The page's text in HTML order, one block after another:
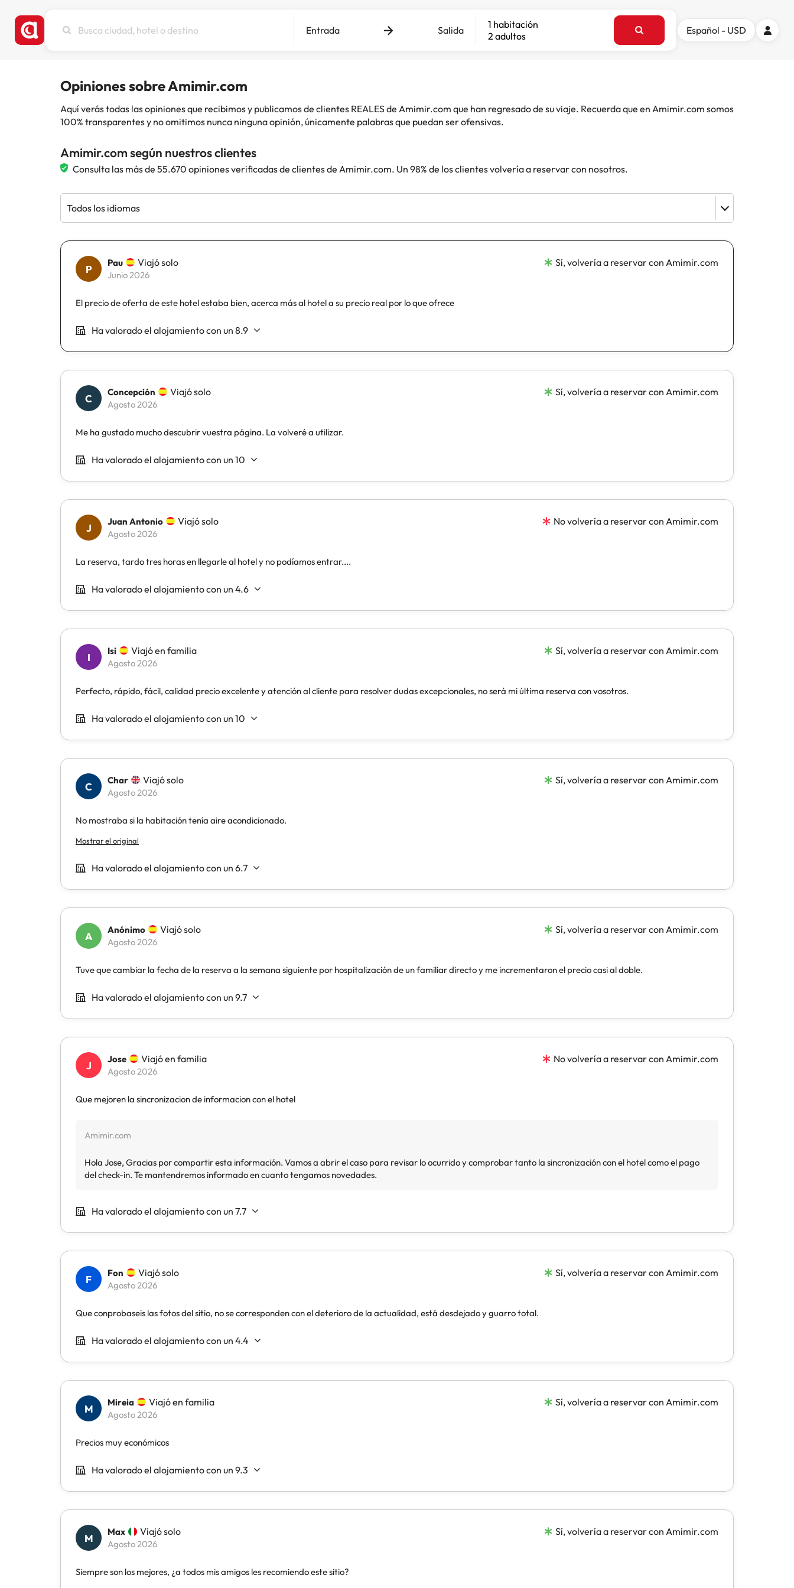
ciudad,
Entrada Salida
1 habitación
2 adultos
Español - USD
Opiniones sobre Amimir.com
Aquí verás todas las opiniones que recibimos y publicamos de clientes REALES de Amimir.com que han regresado de su viaje. Recuerda que en Amimir.com somos
100% transparentes y no omitimos nunca ninguna opinión, únicamente palabras que puedan ser ofensivas.
Amimir.com según nuestros clientes
Consulta las más de 55.670 opiniones verificadas de clientes de Amimir.com. Un 98% de los clientes volvería a reservar con nosotros.